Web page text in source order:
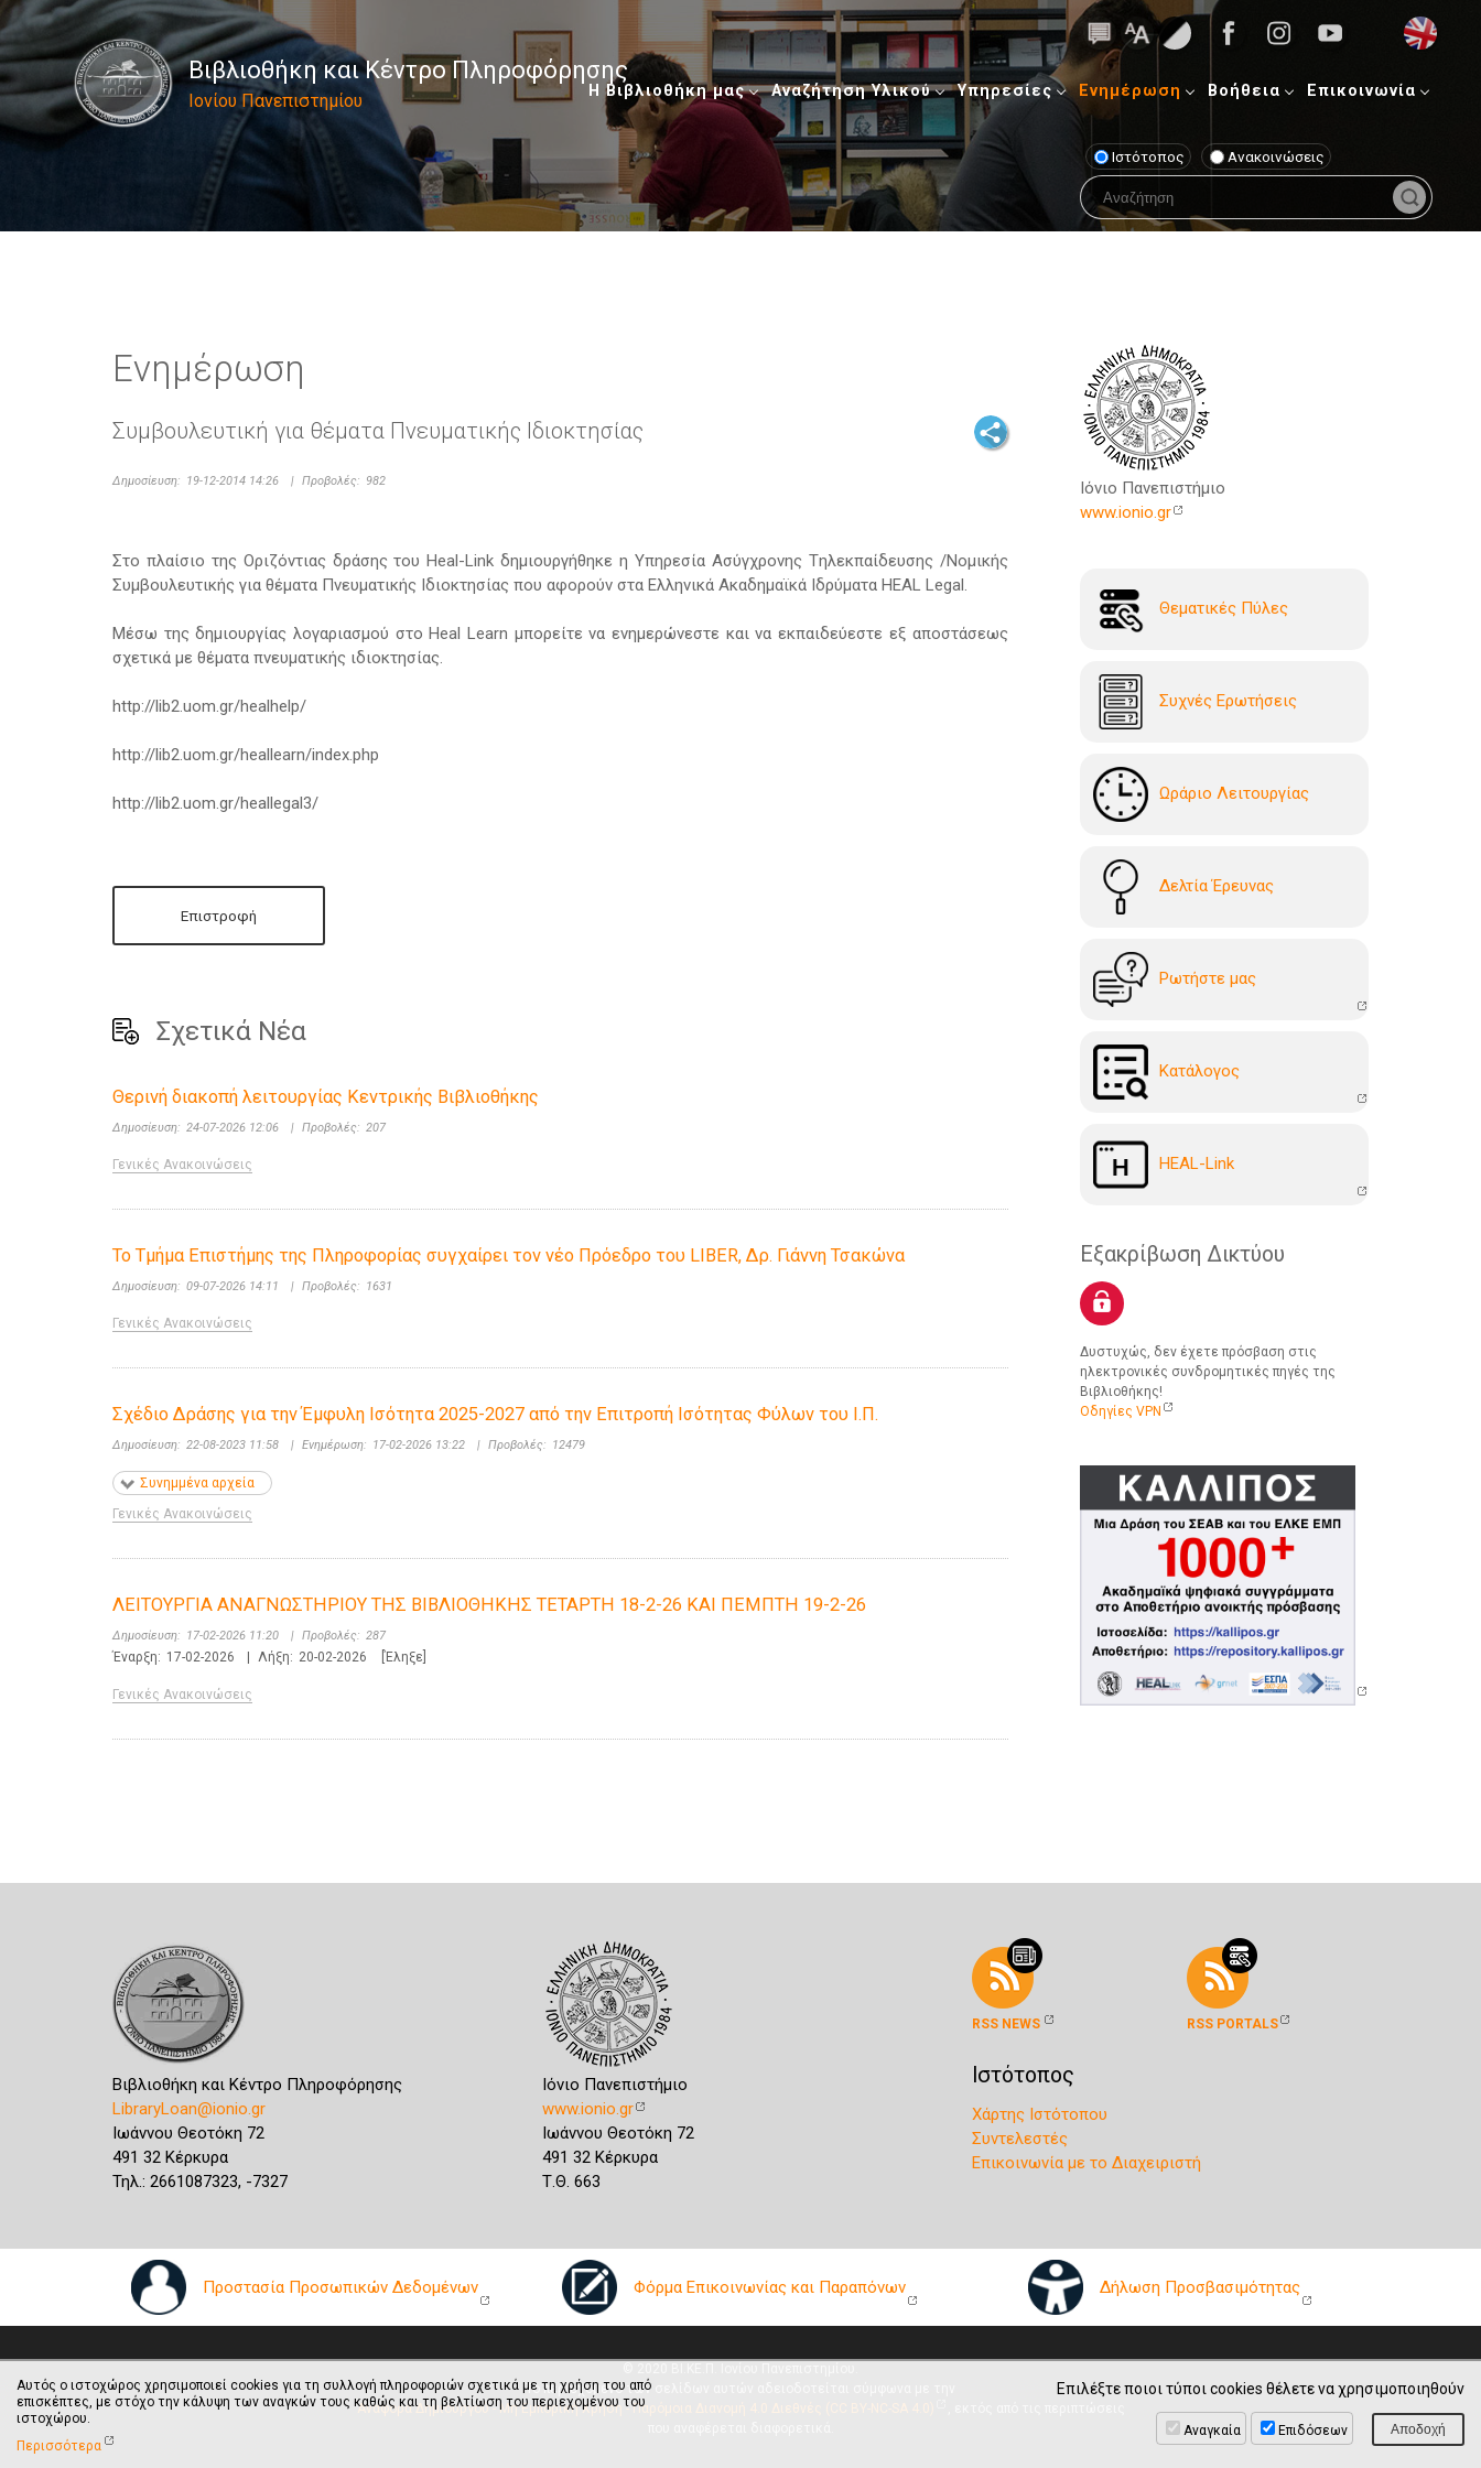
Βιβλιοθήκη και Κέντρο Πληροφόρησης
Ιονίου Πανεπιστημίου
Η Βιβλιοθήκη μας Αναζήτηση Υλικού Υπηρεσίες Ενημέρωση Βοήθεια Επικοινωνία
Ιστότοπος Ανακοινώσεις
Ενημέρωση
Συμβουλευτική για θέματα Πνευματικής Ιδιοκτησίας
Δημοσίευση: 19-12-2014 14:26 | Προβολές: 982
Στο πλαίσιο της Οριζόντιας δράσης του Heal-­Link δημιουργήθηκε η Υπηρεσία Ασύγχρονης Tηλεκπαίδευσης /Νομικής
Συμβουλευτικής για θέματα Πνευματικής Ιδιοκτησίας που αφορούν στα Ελληνικά Ακαδημαϊκά Ιδρύματα HEAL ­Legal.
Μέσω της δημιουργίας λογαριασμού στο Heal Learn μπορείτε να ενημερώνεστε και να εκπαιδεύεστε εξ αποστάσεως
σχετικά με θέματα πνευματικής ιδιοκτησίας.
http://lib2.uom.gr/healhelp/
http://lib2.uom.gr/heallearn/index.php
http://lib2.uom.gr/heallegal3/
Επιστροφή
Σχετικά Νέα
Θερινή διακοπή λειτουργίας Κεντρικής Βιβλιοθήκης
Δημοσίευση: 24-07-2026 12:06 | Προβολές: 207
Γενικές Ανακοινώσεις
Το Τμήμα Επιστήμης της Πληροφορίας συγχαίρει τον νέο Πρόεδρο του LIBER, Δρ. Γιάννη Τσακώνα
Δημοσίευση: 09-07-2026 14:11 | Προβολές: 1631
Γενικές Ανακοινώσεις
Σχέδιο Δράσης για την Έμφυλη Ισότητα 2025-2027 από την Επιτροπή Ισότητας Φύλων του Ι.Π.
Δημοσίευση: 22-08-2023 11:58 | Ενημέρωση: 17-02-2026 13:22 | Προβολές: 12479
Συνημμένα αρχεία
Γενικές Ανακοινώσεις
ΛΕΙΤΟΥΡΓΙΑ ΑΝΑΓΝΩΣΤΗΡΙΟΥ ΤΗΣ ΒΙΒΛΙΟΘΗΚΗΣ ΤΕΤΑΡΤΗ 18-2-26 ΚΑΙ ΠΕΜΠΤΗ 19-2-26
Δημοσίευση: 17-02-2026 11:20 | Προβολές: 287
Έναρξη: 17-02-2026 | Λήξη: 20-02-2026 [Έληξε]
Γενικές Ανακοινώσεις
Ιόνιο Πανεπιστήμιο
www.ionio.gr
Θεματικές Πύλες
Συχνές Ερωτήσεις
Ωράριο Λειτουργίας
Δελτία Έρευνας
Ρωτήστε μας
Kατάλογoς
HEAL-Link
Εξακρίβωση Δικτύου
Δυστυχώς, δεν έχετε πρόσβαση στις
ηλεκτρονικές συνδρομητικές πηγές της
Βιβλιοθήκης!
Οδηγίες VPN
Βιβλιοθήκη και Κέντρο Πληροφόρησης
LibraryLoan@ionio.gr
Ιωάννου Θεοτόκη 72
491 32 Κέρκυρα
Τηλ.: 2661087323, -7327
Ιόνιο Πανεπιστήμιο
www.ionio.gr
Ιωάννου Θεοτόκη 72
491 32 Κέρκυρα
Τ.Θ. 663
RSS NEWS RSS PORTALS
Ιστότοπος
Χάρτης Ιστότοπου
Συντελεστές
Επικοινωνία με το Διαχειριστή
Προστασία Προσωπικών Δεδομένων Φόρμα Επικοινωνίας και Παραπόνων Δήλωση Προσβασιμότητας
Το περιεχόμενο των σελίδων αυτών αδειοδοτείται σύμφωνα με την
Αναφορά Δημιουργού - Μη Εμπορική Χρήση - Παρόμοια Διανομή 4.0 Διεθνές (CC BY-NC-SA 4.0)
Αυτός ο ιστοχώρος χρησιμοποιεί cookies για τη συλλογή πληροφοριών σχετικά με τη χρήση του από
επισκέπτες, με στόχο την κάλυψη των αναγκών τους καθώς και τη βελτίωση του περιεχομένου του
ιστοχώρου.
Περισσότερα
Επιλέξτε ποιοι τύποι cookies θέλετε να χρησιμοποιηθούν
Αναγκαία Επιδόσεων